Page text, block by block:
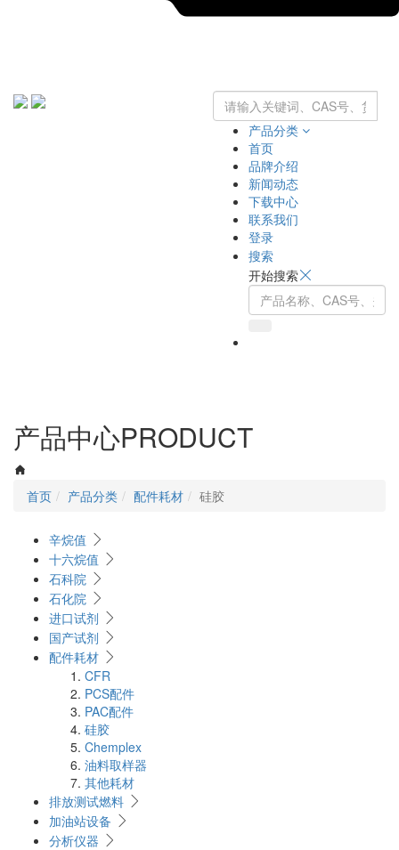
产品分类
首页
品牌介绍
新闻动态
下载中心
联系我们
登录
搜索
开始搜索
产品中心PRODUCT
首页 产品分类 配件耗材 硅胶
辛烷值
十六烷值
石科院
石化院
进口试剂
国产试剂
配件耗材
CFR
PCS配件
PAC配件
硅胶
Chemplex
油料取样器
其他耗材
排放测试燃料
加油站设备
分析仪器